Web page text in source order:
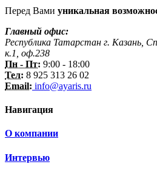
Перед Вами уникальная
Главный офис:
Республика Татарстан г. Казань,
к.1, оф.238
Пн - Пт: 9:00 - 18:00
Тел: 8 925 313 26 02
Email: info@ayaris.ru
Навигация
О компании
Интервью